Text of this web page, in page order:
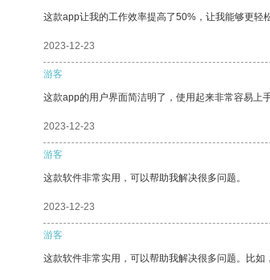
这款app让我的工作效率提高了50%，让我能够更轻
2023-12-23
游客
这款app的用户界面简洁明了，使用起来非常容易上
2023-12-23
游客
这款软件非常实用，可以帮助我解决很多问题。
2023-12-23
游客
这款软件非常实用，可以帮助我解决很多问题。比如